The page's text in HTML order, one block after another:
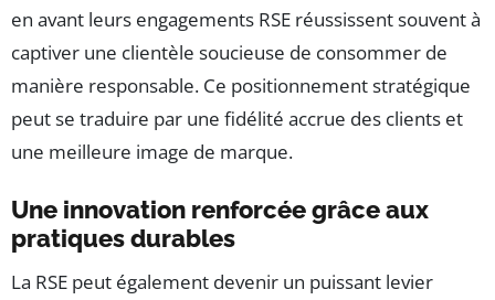
en avant leurs engagements RSE réussissent souvent à
captiver une clientèle soucieuse de consommer de
manière responsable. Ce positionnement stratégique
peut se traduire par une fidélité accrue des clients et
une meilleure image de marque.
Une innovation renforcée grâce aux
pratiques durables
La RSE peut également devenir un puissant levier